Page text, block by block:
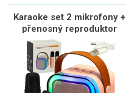
Karaoke set 2 mikrofony +
přenosný reproduktor
BLUETOOTH USB LED
růžový